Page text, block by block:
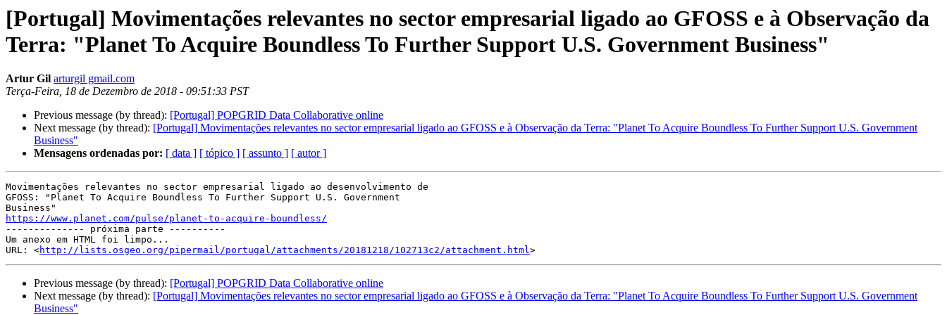
[Portugal] Movimentações relevantes no sector empresarial ligado ao GFOSS e à Observação da
Terra: "Planet To Acquire Boundless To Further Support U.S. Government Business"
Artur Gil arturgil gmail.com
Terça-Feira, 18 de Dezembro de 2018 - 09:51:33 PST
Previous message (by thread): [Portugal] POPGRID Data Collaborative online
Next message (by thread): [Portugal] Movimentações relevantes no sector empresarial ligado ao GFOSS e à Observação da Terra: "Planet To Acquire Boundless To Further Support U.S. Government
Business"
Mensagens ordenadas por: [ data ] [ tópico ] [ assunto ] [ autor ]
Movimentações relevantes no sector empresarial ligado ao desenvolvimento de
GFOSS: "Planet To Acquire Boundless To Further Support U.S. Government
https://www.planet.com/pulse/planet-to-acquire-boundless/
-------------- próxima parte ----------
Um anexo em HTML foi limpo...
URL: <http://lists.osgeo.org/pipermail/portugal/attachments/20181218/102713c2/attachment.html
Previous message (by thread): [Portugal] POPGRID Data Collaborative online
Next message (by thread): [Portugal] Movimentações relevantes no sector empresarial ligado ao GFOSS e à Observação da Terra: "Planet To Acquire Boundless To Further Support U.S. Government
Business"